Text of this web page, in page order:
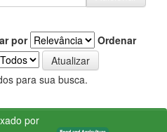
por
Ordenar
para sua busca.
por